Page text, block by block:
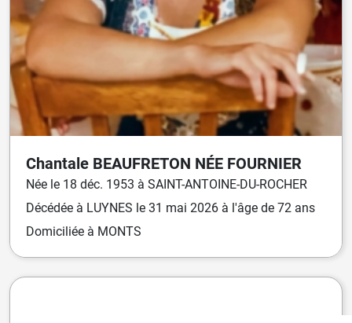
Chantale BEAUFRETON NÉE FOURNIER
Née le 18 déc. 1953 à SAINT-ANTOINE-DU-ROCHER
Décédée à LUYNES le 31 mai 2026 à l'âge de 72 ans
Domiciliée à MONTS